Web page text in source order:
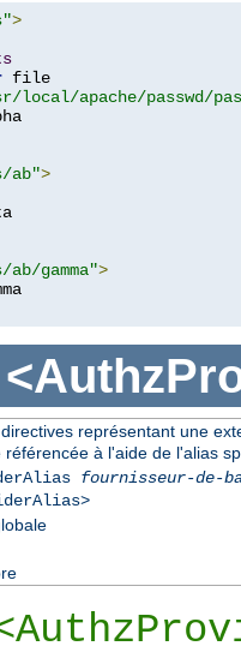
>
file
local/apache/passwd/
ab">
ab/gamma">
représentant une
à l'aide de l'alias
fournisseur-de-